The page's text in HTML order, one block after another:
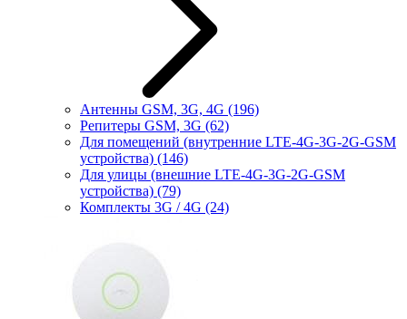
Антенны GSM, 3G, 4G (196)
Репитеры GSM, 3G (62)
Для помещений (внутренние LTE-4G-3G-2G-GSM
устройства) (146)
Для улицы (внешние LTE-4G-3G-2G-GSM
устройства) (79)
Комплекты 3G / 4G (24)